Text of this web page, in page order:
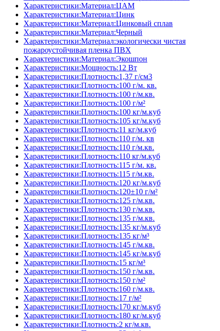
Характеристики:Материал:ЦАМ
Характеристики:Материал:Цинк
Характеристики:Материал:Цинковый сплав
Характеристики:Материал:Черный
Характеристики:Материал:экологически чистая
пожароустойчивая пленка ПВХ
Характеристики:Материал:Экошпон
Характеристики:Мощность:12 Вт
Характеристики:Плотность:1,37 г/см3
Характеристики:Плотность:100 г/м. кв.
Характеристики:Плотность:100 г/м.кв.
Характеристики:Плотность:100 г/м²
Характеристики:Плотность:100 кг/м.куб
Характеристики:Плотность:105 кг/м.куб
Характеристики:Плотность:11 кг/м.куб
Характеристики:Плотность:110 г/м. кв
Характеристики:Плотность:110 г/м.кв.
Характеристики:Плотность:110 кг/м.куб
Характеристики:Плотность:115 г/м. кв.
Характеристики:Плотность:115 г/м.кв.
Характеристики:Плотность:120 кг/м.куб
Характеристики:Плотность:120±10 г/м²
Характеристики:Плотность:125 г/м.кв.
Характеристики:Плотность:130 г/м.кв.
Характеристики:Плотность:135 г/м.кв.
Характеристики:Плотность:135 кг/м.куб
Характеристики:Плотность:135 кг/м³
Характеристики:Плотность:145 г/м.кв.
Характеристики:Плотность:145 кг/м.куб
Характеристики:Плотность:15 кг/м³
Характеристики:Плотность:150 г/м.кв.
Характеристики:Плотность:150 г/м²
Характеристики:Плотность:160 г/м.кв.
Характеристики:Плотность:17 г/м²
Характеристики:Плотность:170 кг/м.куб
Характеристики:Плотность:180 кг/м.куб
Характеристики:Плотность:2 кг/м.кв.